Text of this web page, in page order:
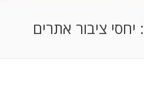
יחסי ציבור אתרים